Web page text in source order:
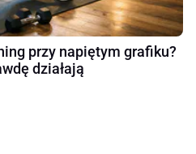
przy napiętym grafiku?
działają